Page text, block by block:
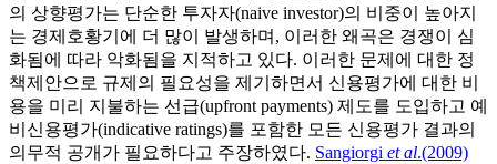
의 상향평가는 단순한 투자자(naive investor)의 비중이 높아지
는 경제호황기에 더 많이 발생하며, 이러한 왜곡은 경쟁이 심
화됨에 따라 악화됨을 지적하고 있다. 이러한 문제에 대한 정
책제안으로 규제의 필요성을 제기하면서 신용평가에 대한 비
용을 미리 지불하는 선급(upfront payments) 제도를 도입하고 예
비신용평가(indicative ratings)를 포함한 모든 신용평가 결과의
의무적 공개가 필요하다고 주장하였다. Sangiorgi et al.(2009)